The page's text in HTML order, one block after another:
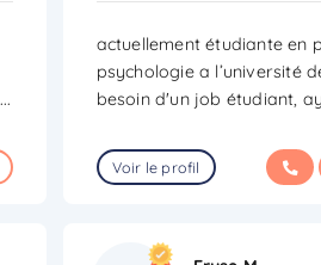
...
actuellement étudiante en
psychologie a l’université
besoin d'un job étudiant,
Voir le profil